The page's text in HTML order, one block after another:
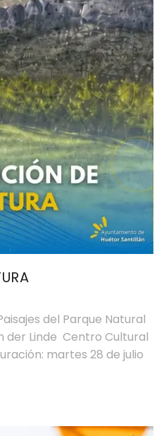
del Parque Natural
der Linde Centro Cultural
martes 28 de julio